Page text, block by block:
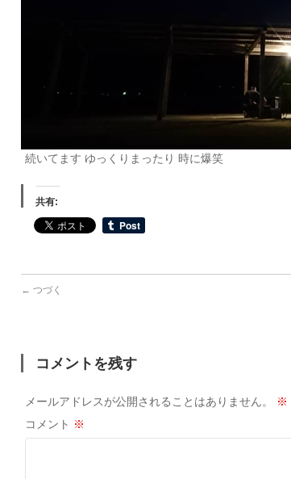
続いてます ゆっくりまったり 時に爆笑
共有:
← つづく
コメントを残す
メールアドレスが公開されることはありません。 ※
コメント ※